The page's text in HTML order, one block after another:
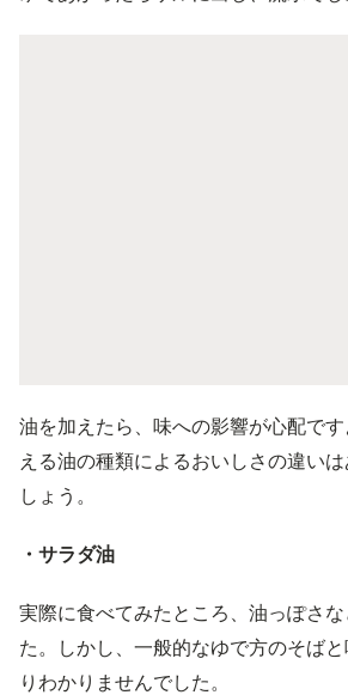
油を加えたら、味への影響が心配で
える油の種類によるおいしさの違い
しょう。
・サラダ油
実際に食べてみたところ、油っぽさ
た。しかし、一般的なゆで方のそば
りわかりませんでした。